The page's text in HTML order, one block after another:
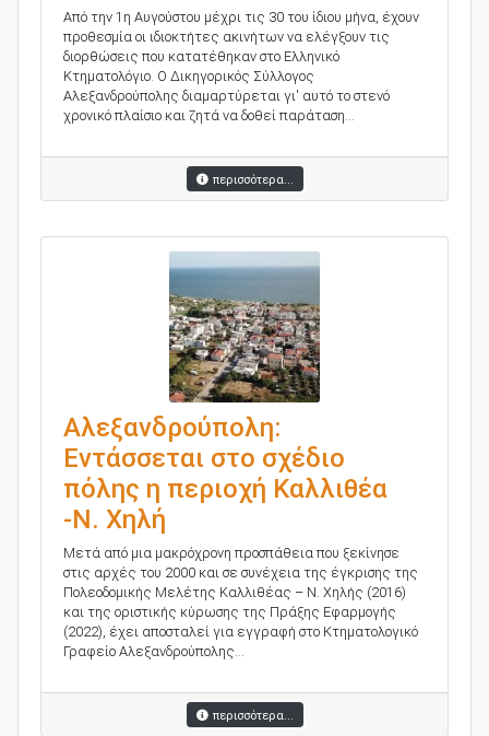
Από την 1η Αυγούστου μέχρι τις 30 του ίδιου μήνα, έχουν
προθεσμία οι ιδιοκτήτες ακινήτων να ελέγξουν τις
διορθώσεις που κατατέθηκαν στο Ελληνικό
Κτηματολόγιο. Ο Δικηγορικός Σύλλογος
Αλεξανδρούπολης διαμαρτύρεται γι' αυτό το στενό
χρονικό πλαίσιο και ζητά να δοθεί παράταση...
περισσότερα...
Αλεξανδρούπολη:
Εντάσσεται στο σχέδιο
πόλης η περιοχή Καλλιθέα
-Ν. Χηλή
Μετά από μια μακρόχρονη προσπάθεια που ξεκίνησε
στις αρχές του 2000 και σε συνέχεια της έγκρισης της
Πολεοδομικής Μελέτης Καλλιθέας – Ν. Χηλής (2016)
και της οριστικής κύρωσης της Πράξης Εφαρμογής
(2022), έχει αποσταλεί για εγγραφή στο Κτηματολογικό
Γραφείο Αλεξανδρούπολης...
περισσότερα...